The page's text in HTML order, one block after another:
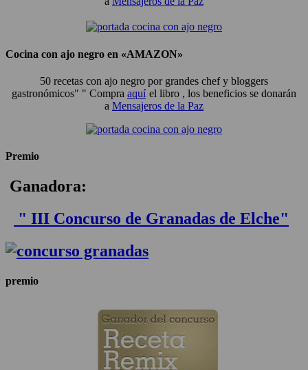
Cocina con ajo negro en «AMAZON»
50 recetas con ajo negro por grandes chef y bloggers
gastronómicos" " Compra aquí el libro , los beneficios se donarán
a Mensajeros de la Paz
Premio
Ganadora:
" III Concurso de Granadas de Elche"
premio